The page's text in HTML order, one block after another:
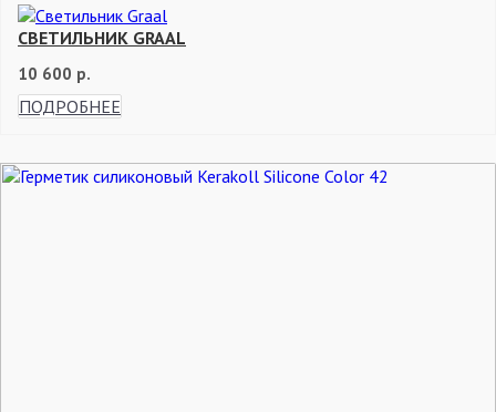
СВЕТИЛЬНИК GRAAL
10 600 р.
ПОДРОБНЕЕ